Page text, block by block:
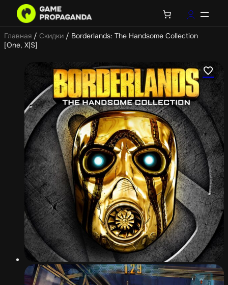
Главная / Скидки / Borderlands: The Handsome Collection
[One, X|S]